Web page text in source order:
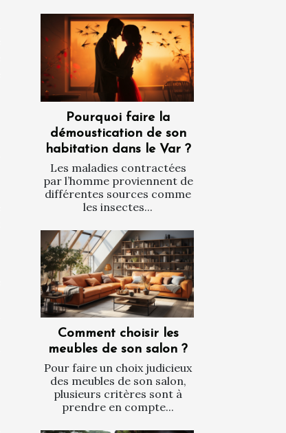
Pourquoi faire la
démoustication de son
habitation dans le Var ?
Les maladies contractées
par l’homme proviennent de
différentes sources comme
les insectes...
Comment choisir les
meubles de son salon ?
Pour faire un choix judicieux
des meubles de son salon,
plusieurs critères sont à
prendre en compte...